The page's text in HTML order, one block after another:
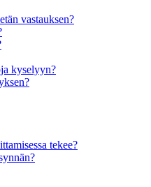
vastauksen?
kyselyyn?
tekee?